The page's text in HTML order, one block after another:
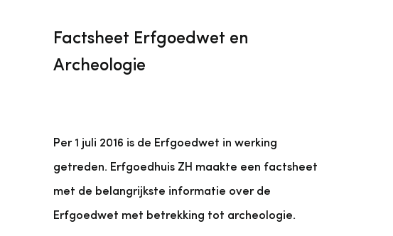
Factsheet Erfgoedwet en
Archeologie
Per 1 juli 2016 is de Erfgoedwet in werking
getreden. Erfgoedhuis ZH maakte een factsheet
met de belangrijkste informatie over de
Erfgoedwet met betrekking tot archeologie.